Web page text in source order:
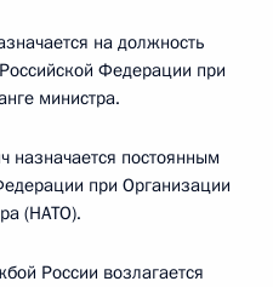
на должность
Федерации при
министра.
назначается постоянным
при Организации
(НАТО).
России возлагается